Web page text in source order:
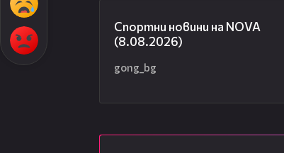
Спортни новини на NOVA
(8.08.2026)
gong_bg